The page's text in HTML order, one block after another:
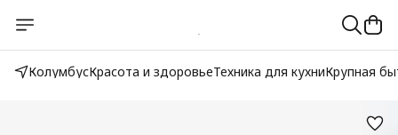
КолумбусКрасота и здоровьеТехника для кухниКрупная